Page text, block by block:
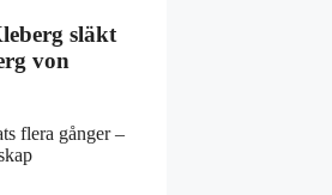
släkt
von
flera gånger –